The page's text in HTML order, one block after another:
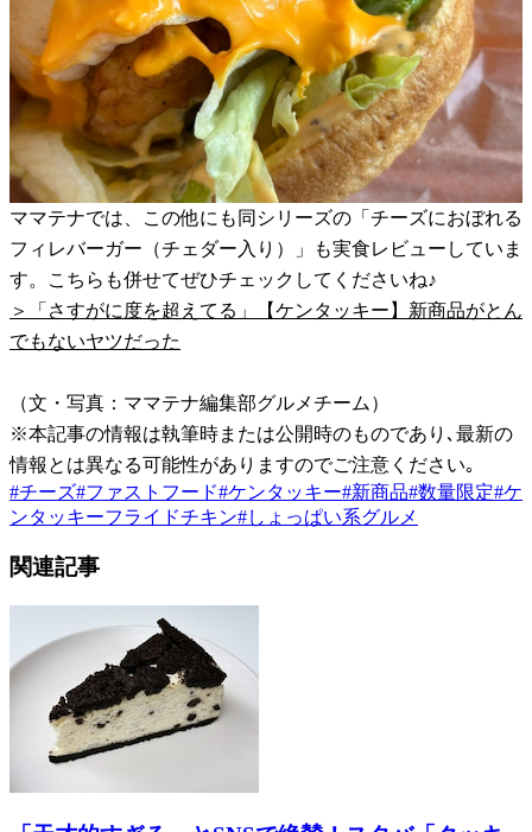
ママテナでは、この他にも同シリーズの「チーズにおぼれる
フィレバーガー（チェダー入り）」も実食レビューしていま
す。こちらも併せてぜひチェックしてくださいね♪
＞「さすがに度を超えてる」【ケンタッキー】新商品がとん
でもないヤツだった
（文・写真：ママテナ編集部グルメチーム）
※本記事の情報は執筆時または公開時のものであり､最新の
情報とは異なる可能性がありますのでご注意ください｡
#チーズ#ファストフード#ケンタッキー#新商品#数量限定#ケ
ンタッキーフライドチキン#しょっぱい系グルメ
関連記事